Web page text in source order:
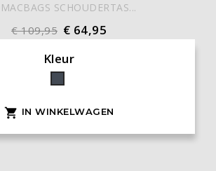
SCHOUDERTAS...
€ 109,95 € 64,95
Kleur
Zwart
 IN WINKELWAGEN